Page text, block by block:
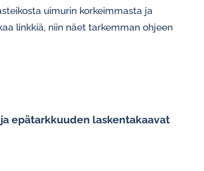
uimurin korkeimmasta ja
linkkiä, niin näet tarkemman ohjeen
epätarkkuuden laskentakaavat